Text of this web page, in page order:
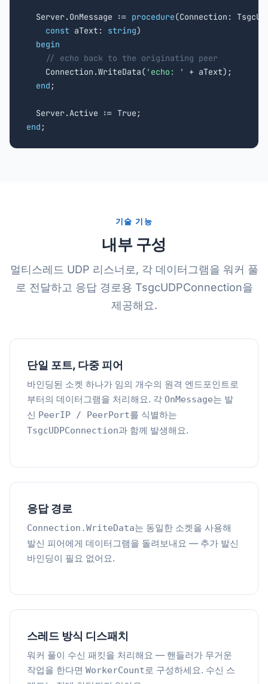
  Server.OnMessage :=
procedure(Connection:
const aText: string)
begin
// echo back to the originating peer
    Connection.WriteData(
'echo: '
+ aText);
end ;
end ;
기술 기능
내부 구성
멀티스레드 UDP 리스너로, 각 데이터그램을 워커 풀
로 전달하고 응답 경로용 TsgcUDPConnection을
제공해요.
단일 포트, 다중 피어
바인딩된 소켓 하나가 임의 개수의 원격 엔드포인트로
부터의 데이터그램을 처리해요. 각 OnMessage는 발
신 PeerIP / PeerPort를 식별하는
TsgcUDPConnection과 함께 발생해요.
응답 경로
Connection.WriteData는 동일한 소켓을 사용해
발신 피어에게 데이터그램을 돌려보내요 — 추가 발신
바인딩이 필요 없어요.
스레드 방식 디스패치
워커 풀이 수신 패킷을 처리해요 — 핸들러가 무거운
작업을 한다면 WorkerCount로 구성하세요. 수신 스